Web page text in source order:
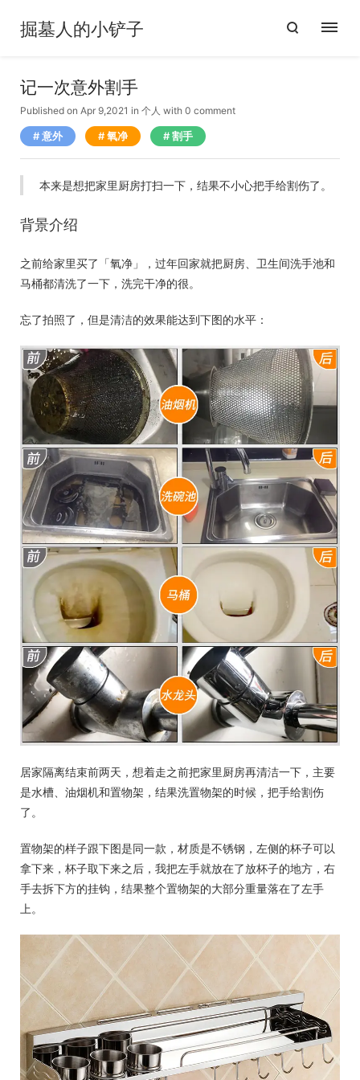
掘墓人的小铲子
记一次意外割手
Published on Apr 9,2021 in 个人 with 0 comment
意外 氧净 割手
本来是想把家里厨房打扫一下，结果不小心把手给割伤了。
背景介绍
之前给家里买了「氧净」，过年回家就把厨房、卫生间洗手池和
马桶都清洗了一下，洗完干净的很。
忘了拍照了，但是清洁的效果能达到下图的水平：
居家隔离结束前两天，想着走之前把家里厨房再清洁一下，主要
是水槽、油烟机和置物架，结果洗置物架的时候，把手给割伤
了。
置物架的样子跟下图是同一款，材质是不锈钢，左侧的杯子可以
拿下来，杯子取下来之后，我把左手就放在了放杯子的地方，右
手去拆下方的挂钩，结果整个置物架的大部分重量落在了左手
上。